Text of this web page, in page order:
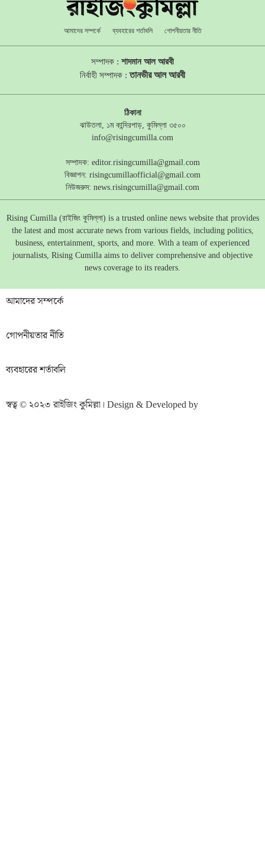
আমাদের সম্পর্কে ব্যবহারের শর্তাবলি গোপনীয়তার নীতি
সম্পাদক : শাদমান আল আরবী
নির্বাহী সম্পাদক :তানভীর আল আরবী
ঠিকানা
ঝাউতলা, ১ম কান্দিরপাড়, কুমিল্লা ৩৫০০
info@risingcumilla.com
সম্পাদক: editor.risingcumilla@gmail.com
বিজ্ঞাপন: risingcumillaofficial@gmail.com
নিউজরুম: news.risingcumilla@gmail.com
Rising Cumilla (রাইজিং কুমিল্লা) is a trusted online news website that provides
the latest and most accurate news from various fields, including politics,
business, entertainment, sports, and more. With a team of experienced
journalists, Rising Cumilla aims to deliver comprehensive and objective
news coverage to its readers.
আমাদের সম্পর্কে
গোপনীয়তার নীতি
ব্যবহারের শর্তাবলি
স্বত্ব © ২০২৩ রাইজিং কুমিল্লা। Design & Developed by